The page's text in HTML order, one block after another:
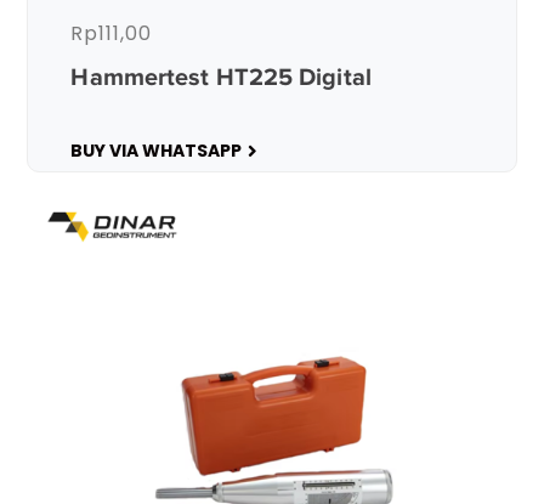
Hammertest HT225 Digital
Rp111,00
BUY VIA WHATSAPP